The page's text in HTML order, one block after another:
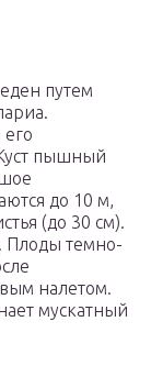
путем
пышный
до 10 м,
(до 30 см).
Плоды темно-
налетом.
мускатный